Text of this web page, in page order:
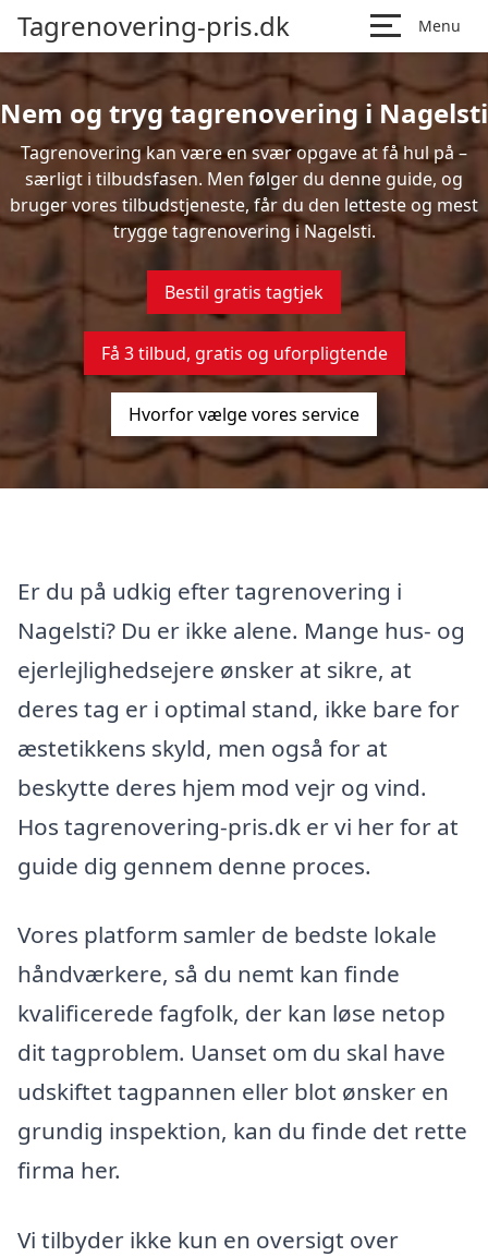
Tagrenovering-pris.dk Menu
Nem og tryg tagrenovering i Nagelsti
Tagrenovering kan være en svær opgave at få hul på –
særligt i tilbudsfasen. Men følger du denne guide, og
bruger vores tilbudstjeneste, får du den letteste og mest
trygge tagrenovering i Nagelsti.
Bestil gratis tagtjek
Få 3 tilbud, gratis og uforpligtende
Hvorfor vælge vores service
Er du på udkig efter tagrenovering i
Nagelsti? Du er ikke alene. Mange hus- og
ejerlejlighedsejere ønsker at sikre, at
deres tag er i optimal stand, ikke bare for
æstetikkens skyld, men også for at
beskytte deres hjem mod vejr og vind.
Hos tagrenovering-pris.dk er vi her for at
guide dig gennem denne proces.
Vores platform samler de bedste lokale
håndværkere, så du nemt kan finde
kvalificerede fagfolk, der kan løse netop
dit tagproblem. Uanset om du skal have
udskiftet tagpannen eller blot ønsker en
grundig inspektion, kan du finde det rette
firma her.
Vi tilbyder ikke kun en oversigt over